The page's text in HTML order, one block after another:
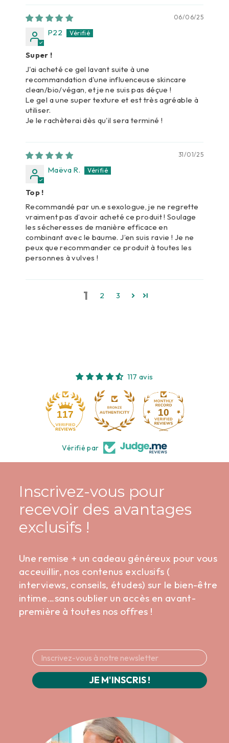
06/06/25
P22
Super !
J'ai acheté ce gel lavant suite à une
recommandation d'une influenceuse skincare
clean/bio/végan, et je ne suis pas déçue !
Le gel a une super texture et est très agréable à
utiliser.
Je le rachèterai dès qu'il sera terminé !
31/01/25
Maëva R.
Top !
Recommandé par un.e sexologue, je ne regrette
vraiment pas d’avoir acheté ce produit ! Soulage
les sécheresses de manière efficace en
combinant avec le baume. J’en suis ravie ! Je ne
peux que recommander ce produit à toutes les
personnes à vulves !
1 2 3
117 avis
117 10
Vérifié par
Inscrivez-vous pour
recevoir des avantages
exclusifs !
Une remise + un cadeau généreux pour vous
acceuillir, nos contenus exclusifs (
interviews, conseils, études) sur le bien-être
intime…sans oublier un accès en avant-
première à toutes nos offres !
JE M'INSCRIS !